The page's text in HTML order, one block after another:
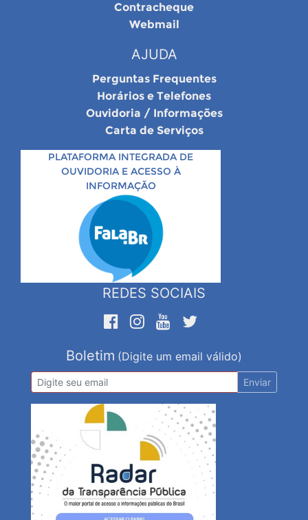
Contracheque
Webmail
AJUDA
Perguntas Frequentes
Horários e Telefones
Ouvidoria / Informações
Carta de Serviços
PLATAFORMA INTEGRADA DE
OUVIDORIA E ACESSO À
INFORMAÇÃO
REDES SOCIAIS
Boletim (Digite um email válido)
Enviar